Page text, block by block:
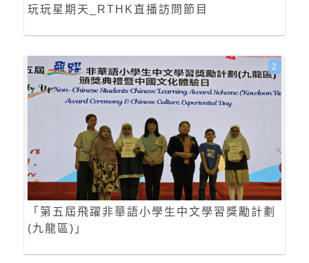
玩玩星期天_RTHK直播訪問節目
「第五屆飛躍非華語小學生中文學習獎勵計劃
(九龍區)」
2